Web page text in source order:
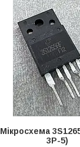
Мікросхема
3P-5)